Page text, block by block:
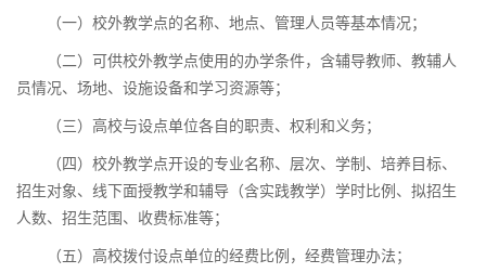
（一）校外教学点的名称、地点、管理人员等基本情况；
（二）可供校外教学点使用的办学条件，含辅导教师、教辅人
员情况、场地、设施设备和学习资源等；
（三）高校与设点单位各自的职责、权利和义务；
（四）校外教学点开设的专业名称、层次、学制、培养目标、
招生对象、线下面授教学和辅导（含实践教学）学时比例、拟招生
人数、招生范围、收费标准等；
（五）高校拨付设点单位的经费比例，经费管理办法；